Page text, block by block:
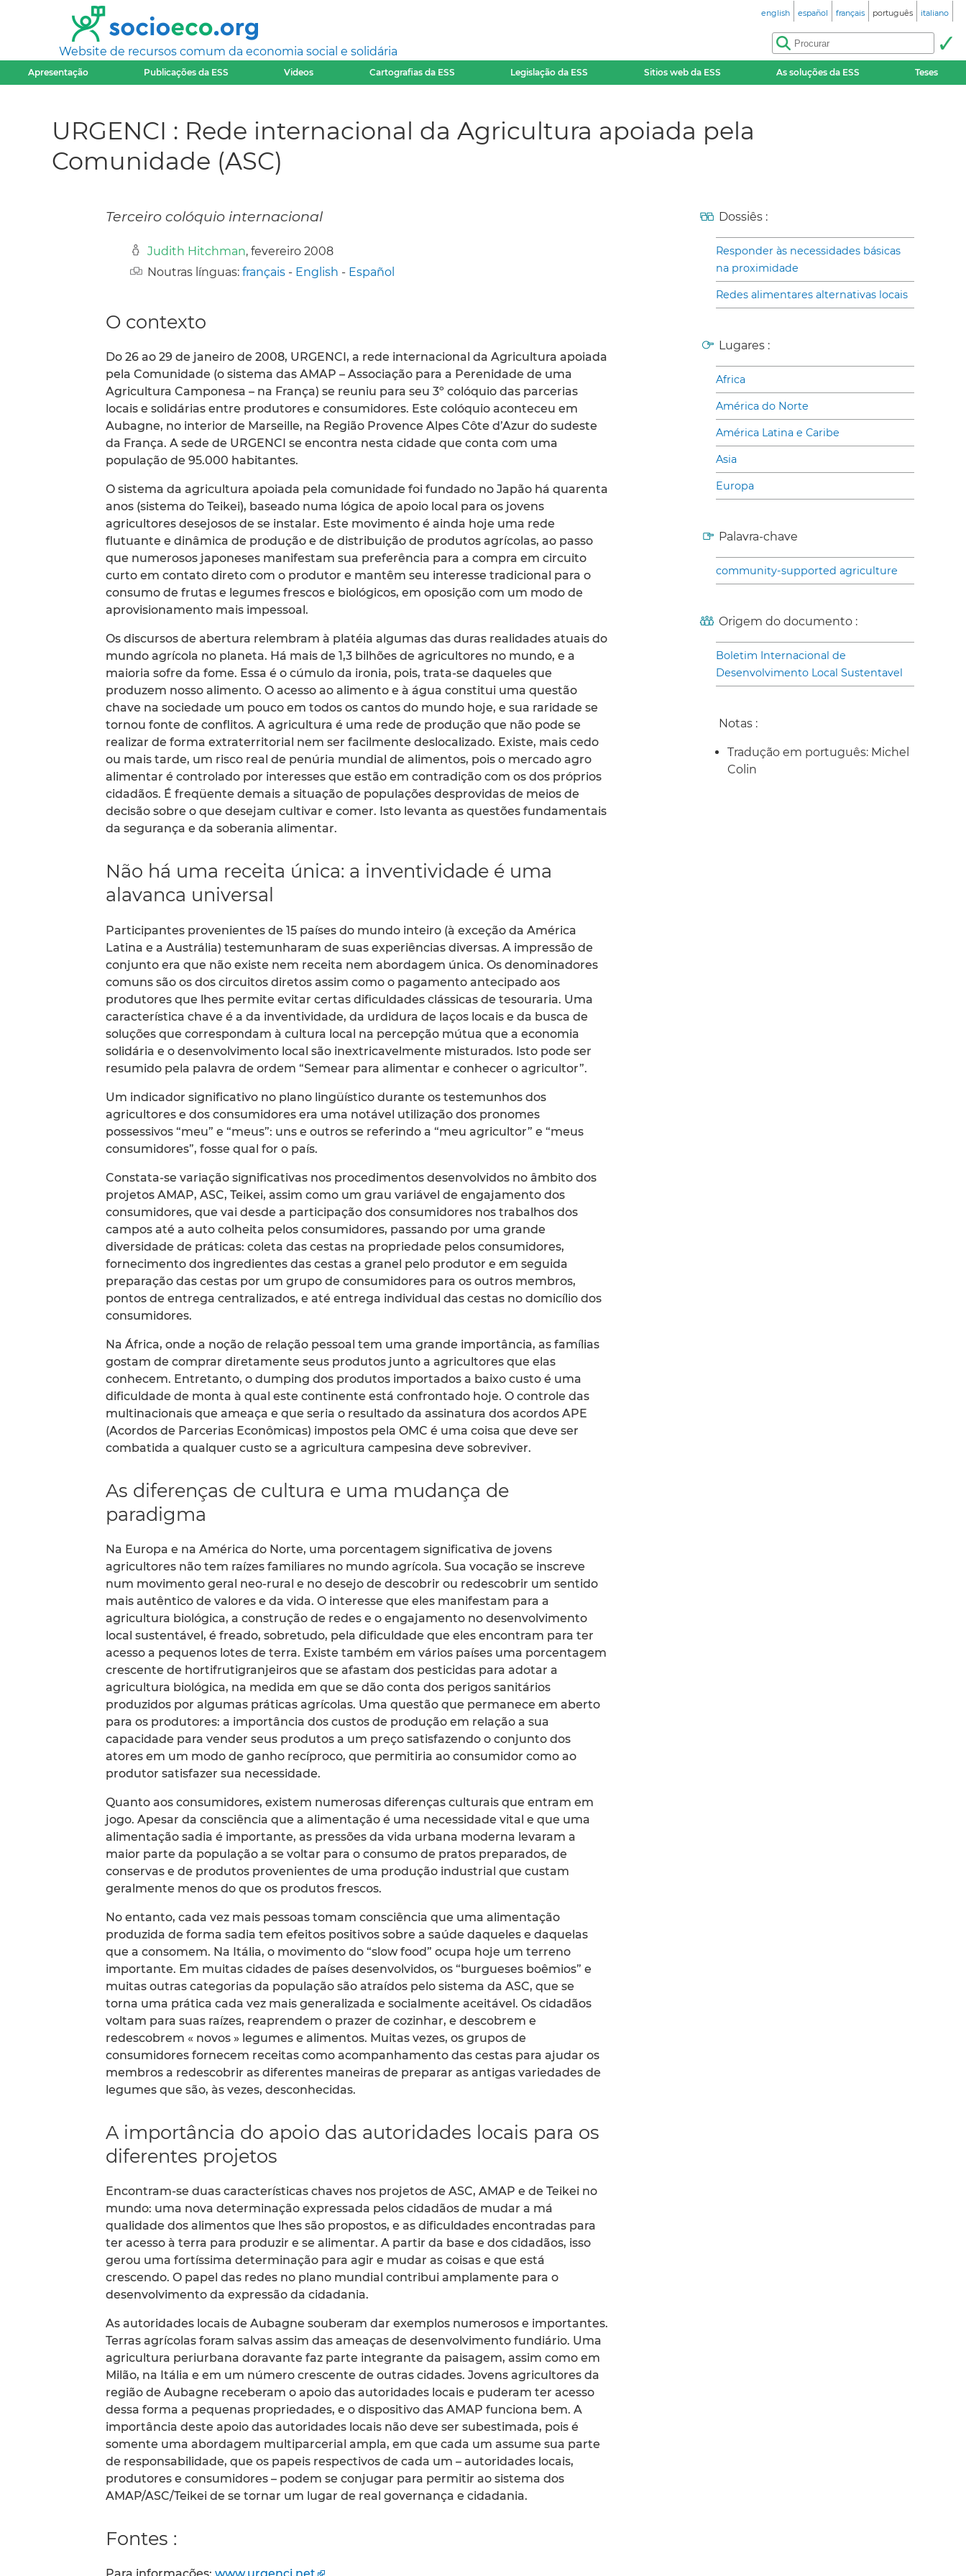
Website de recursos comum da economia social e solidária
english español français português italiano
Apresentação Publicações da ESS Videos Cartografias da ESS Legislação da ESS Sitios web da ESS As soluções da ESS Teses
URGENCI : Rede internacional da Agricultura apoiada pela
Comunidade (ASC)
Terceiro colóquio internacional
Judith Hitchman, fevereiro 2008
Noutras línguas: français - English - Español
O contexto
Do 26 ao 29 de janeiro de 2008, URGENCI, a rede internacional da Agricultura apoiada
pela Comunidade (o sistema das AMAP – Associação para a Perenidade de uma
Agricultura Camponesa – na França) se reuniu para seu 3º colóquio das parcerias
locais e solidárias entre produtores e consumidores. Este colóquio aconteceu em
Aubagne, no interior de Marseille, na Região Provence Alpes Côte d’Azur do sudeste
da França. A sede de URGENCI se encontra nesta cidade que conta com uma
população de 95.000 habitantes.
O sistema da agricultura apoiada pela comunidade foi fundado no Japão há quarenta
anos (sistema do Teikei), baseado numa lógica de apoio local para os jovens
agricultores desejosos de se instalar. Este movimento é ainda hoje uma rede
flutuante e dinâmica de produção e de distribuição de produtos agrícolas, ao passo
que numerosos japoneses manifestam sua preferência para a compra em circuito
curto em contato direto com o produtor e mantêm seu interesse tradicional para o
consumo de frutas e legumes frescos e biológicos, em oposição com um modo de
aprovisionamento mais impessoal.
Os discursos de abertura relembram à platéia algumas das duras realidades atuais do
mundo agrícola no planeta. Há mais de 1,3 bilhões de agricultores no mundo, e a
maioria sofre da fome. Essa é o cúmulo da ironia, pois, trata-se daqueles que
produzem nosso alimento. O acesso ao alimento e à água constitui uma questão
chave na sociedade um pouco em todos os cantos do mundo hoje, e sua raridade se
tornou fonte de conflitos. A agricultura é uma rede de produção que não pode se
realizar de forma extraterritorial nem ser facilmente deslocalizado. Existe, mais cedo
ou mais tarde, um risco real de penúria mundial de alimentos, pois o mercado agro
alimentar é controlado por interesses que estão em contradição com os dos próprios
cidadãos. É freqüente demais a situação de populações desprovidas de meios de
decisão sobre o que desejam cultivar e comer. Isto levanta as questões fundamentais
da segurança e da soberania alimentar.
Não há uma receita única: a inventividade é uma
alavanca universal
Participantes provenientes de 15 países do mundo inteiro (à exceção da América
Latina e a Austrália) testemunharam de suas experiências diversas. A impressão de
conjunto era que não existe nem receita nem abordagem única. Os denominadores
comuns são os dos circuitos diretos assim como o pagamento antecipado aos
produtores que lhes permite evitar certas dificuldades clássicas de tesouraria. Uma
característica chave é a da inventividade, da urdidura de laços locais e da busca de
soluções que correspondam à cultura local na percepção mútua que a economia
solidária e o desenvolvimento local são inextricavelmente misturados. Isto pode ser
resumido pela palavra de ordem “Semear para alimentar e conhecer o agricultor”.
Um indicador significativo no plano lingüístico durante os testemunhos dos
agricultores e dos consumidores era uma notável utilização dos pronomes
possessivos “meu” e “meus”: uns e outros se referindo a “meu agricultor” e “meus
consumidores”, fosse qual for o país.
Constata-se variação significativas nos procedimentos desenvolvidos no âmbito dos
projetos AMAP, ASC, Teikei, assim como um grau variável de engajamento dos
consumidores, que vai desde a participação dos consumidores nos trabalhos dos
campos até a auto colheita pelos consumidores, passando por uma grande
diversidade de práticas: coleta das cestas na propriedade pelos consumidores,
fornecimento dos ingredientes das cestas a granel pelo produtor e em seguida
preparação das cestas por um grupo de consumidores para os outros membros,
pontos de entrega centralizados, e até entrega individual das cestas no domicílio dos
consumidores.
Na África, onde a noção de relação pessoal tem uma grande importância, as famílias
gostam de comprar diretamente seus produtos junto a agricultores que elas
conhecem. Entretanto, o dumping dos produtos importados a baixo custo é uma
dificuldade de monta à qual este continente está confrontado hoje. O controle das
multinacionais que ameaça e que seria o resultado da assinatura dos acordos APE
(Acordos de Parcerias Econômicas) impostos pela OMC é uma coisa que deve ser
combatida a qualquer custo se a agricultura campesina deve sobreviver.
As diferenças de cultura e uma mudança de
paradigma
Na Europa e na América do Norte, uma porcentagem significativa de jovens
agricultores não tem raízes familiares no mundo agrícola. Sua vocação se inscreve
num movimento geral neo-rural e no desejo de descobrir ou redescobrir um sentido
mais autêntico de valores e da vida. O interesse que eles manifestam para a
agricultura biológica, a construção de redes e o engajamento no desenvolvimento
local sustentável, é freado, sobretudo, pela dificuldade que eles encontram para ter
acesso a pequenos lotes de terra. Existe também em vários países uma porcentagem
crescente de hortifrutigranjeiros que se afastam dos pesticidas para adotar a
agricultura biológica, na medida em que se dão conta dos perigos sanitários
produzidos por algumas práticas agrícolas. Uma questão que permanece em aberto
para os produtores: a importância dos custos de produção em relação a sua
capacidade para vender seus produtos a um preço satisfazendo o conjunto dos
atores em um modo de ganho recíproco, que permitiria ao consumidor como ao
produtor satisfazer sua necessidade.
Quanto aos consumidores, existem numerosas diferenças culturais que entram em
jogo. Apesar da consciência que a alimentação é uma necessidade vital e que uma
alimentação sadia é importante, as pressões da vida urbana moderna levaram a
maior parte da população a se voltar para o consumo de pratos preparados, de
conservas e de produtos provenientes de uma produção industrial que custam
geralmente menos do que os produtos frescos.
No entanto, cada vez mais pessoas tomam consciência que uma alimentação
produzida de forma sadia tem efeitos positivos sobre a saúde daqueles e daquelas
que a consomem. Na Itália, o movimento do “slow food” ocupa hoje um terreno
importante. Em muitas cidades de países desenvolvidos, os “burgueses boêmios” e
muitas outras categorias da população são atraídos pelo sistema da ASC, que se
torna uma prática cada vez mais generalizada e socialmente aceitável. Os cidadãos
voltam para suas raízes, reaprendem o prazer de cozinhar, e descobrem e
redescobrem « novos » legumes e alimentos. Muitas vezes, os grupos de
consumidores fornecem receitas como acompanhamento das cestas para ajudar os
membros a redescobrir as diferentes maneiras de preparar as antigas variedades de
legumes que são, às vezes, desconhecidas.
A importância do apoio das autoridades locais para os
diferentes projetos
Encontram-se duas características chaves nos projetos de ASC, AMAP e de Teikei no
mundo: uma nova determinação expressada pelos cidadãos de mudar a má
qualidade dos alimentos que lhes são propostos, e as dificuldades encontradas para
ter acesso à terra para produzir e se alimentar. A partir da base e dos cidadãos, isso
gerou uma fortíssima determinação para agir e mudar as coisas e que está
crescendo. O papel das redes no plano mundial contribui amplamente para o
desenvolvimento da expressão da cidadania.
As autoridades locais de Aubagne souberam dar exemplos numerosos e importantes.
Terras agrícolas foram salvas assim das ameaças de desenvolvimento fundiário. Uma
agricultura periurbana doravante faz parte integrante da paisagem, assim como em
Milão, na Itália e em um número crescente de outras cidades. Jovens agricultores da
região de Aubagne receberam o apoio das autoridades locais e puderam ter acesso
dessa forma a pequenas propriedades, e o dispositivo das AMAP funciona bem. A
importância deste apoio das autoridades locais não deve ser subestimada, pois é
somente uma abordagem multiparcerial ampla, em que cada um assume sua parte
de responsabilidade, que os papeis respectivos de cada um – autoridades locais,
produtores e consumidores – podem se conjugar para permitir ao sistema dos
AMAP/ASC/Teikei de se tornar um lugar de real governança e cidadania.
Fontes :
Dossiês :
Responder às necessidades básicas
na proximidade
Redes alimentares alternativas locais
Lugares :
Africa
América do Norte
América Latina e Caribe
Asia
Europa
Palavra-chave
community-supported agriculture
Origem do documento :
Boletim Internacional de
Desenvolvimento Local Sustentavel
Notas :
Tradução em português: Michel
Colin